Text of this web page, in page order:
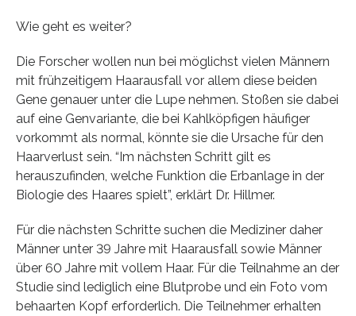
Wie geht es weiter?
Die Forscher wollen nun bei möglichst vielen Männern
mit frühzeitigem Haarausfall vor allem diese beiden
Gene genauer unter die Lupe nehmen. Stoßen sie dabei
auf eine Genvariante, die bei Kahlköpfigen häufiger
vorkommt als normal, könnte sie die Ursache für den
Haarverlust sein. “Im nächsten Schritt gilt es
herauszufinden, welche Funktion die Erbanlage in der
Biologie des Haares spielt”, erklärt Dr. Hillmer.
Für die nächsten Schritte suchen die Mediziner daher
Männer unter 39 Jahre mit Haarausfall sowie Männer
über 60 Jahre mit vollem Haar. Für die Teilnahme an der
Studie sind lediglich eine Blutprobe und ein Foto vom
behaarten Kopf erforderlich. Die Teilnehmer erhalten